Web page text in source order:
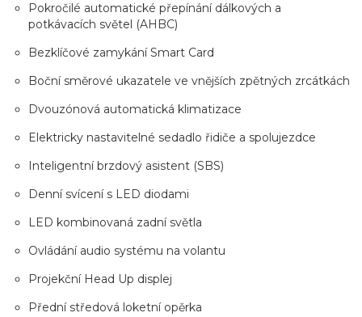
Pokročilé automatické přepínání dálkových a
potkávacích světel (AHBC)
Bezklíčové zamykání Smart Card
Boční směrové ukazatele ve vnějších zpětných zrcátkách
Dvouzónová automatická klimatizace
Elektricky nastavitelné sedadlo řidiče a spolujezdce
Inteligentní brzdový asistent (SBS)
Denní svícení s LED diodami
LED kombinovaná zadní světla
Ovládání audio systému na volantu
Projekční Head Up displej
Přední středová loketní opěrka